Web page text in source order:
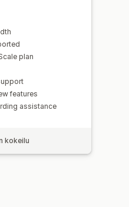
plan
features
assistance
kokeilu